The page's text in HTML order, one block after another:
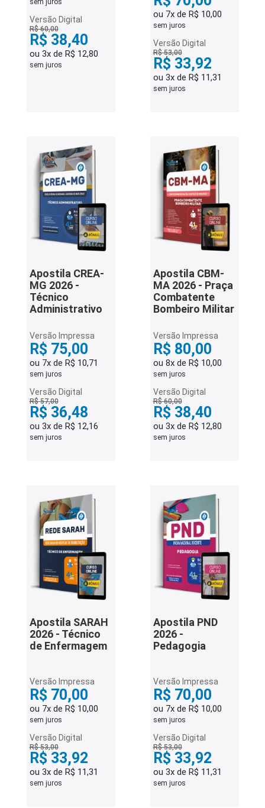
sem juros
Versão Digital
R$ 60,00
R$ 38,40
ou 3x de R$ 12,80
sem juros
ou 7x de R$ 10,00
sem juros
Versão Digital
R$ 53,00
R$ 33,92
ou 3x de R$ 11,31
sem juros
Apostila CREA-
MG 2026 -
Técnico
Administrativo
Versão Impressa
R$ 75,00
ou 7x de R$ 10,71
sem juros
Versão Digital
R$ 57,00
R$ 36,48
ou 3x de R$ 12,16
sem juros
Apostila CBM-
MA 2026 - Praça
Combatente
Bombeiro Militar
Versão Impressa
R$ 80,00
ou 8x de R$ 10,00
sem juros
Versão Digital
R$ 60,00
R$ 38,40
ou 3x de R$ 12,80
sem juros
Apostila SARAH
2026 - Técnico
de Enfermagem
Versão Impressa
R$ 70,00
ou 7x de R$ 10,00
sem juros
Versão Digital
R$ 53,00
R$ 33,92
ou 3x de R$ 11,31
sem juros
Apostila PND
2026 -
Pedagogia
Versão Impressa
R$ 70,00
ou 7x de R$ 10,00
sem juros
Versão Digital
R$ 53,00
R$ 33,92
ou 3x de R$ 11,31
sem juros